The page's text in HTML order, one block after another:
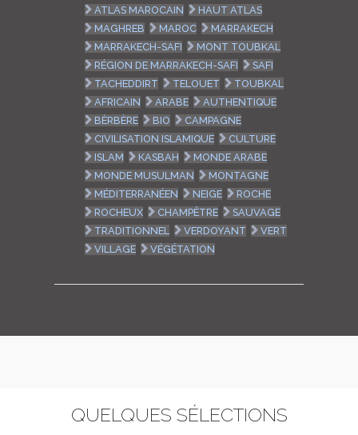
ATLAS MAROCAIN
HAUT ATLAS
MAGHREB
MAROC
MARRAKECH
MARRAKECH-SAFI
MONT TOUBKAL
RÉGION DE MARRAKECH-SAFI
SAFI
TACHEDDIRT
TELOUET
TOUBKAL
AFRICAIN
ARABE
AUTHENTIQUE
BÈRBÈRE
BIO
CAMPAGNE
CIVILISATION ISLAMIQUE
CULTURE
ISLAM
KASBAH
MONDE ARABE
MONDE MUSULMAN
MONTAGNE
MÉDITERRANÉEN
NEIGE
ROCHE
ROCHEUX
CHAMPÊTRE
SAUVAGE
TRADITIONNEL
VERDOYANT
VERT
VILLAGE
VÉGÉTATION
QUELQUES SÉLECTIONS